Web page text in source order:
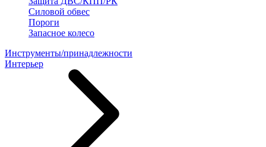
Силовой обвес
Пороги
Запасное колесо
Инструменты/принадлежности
Интерьер